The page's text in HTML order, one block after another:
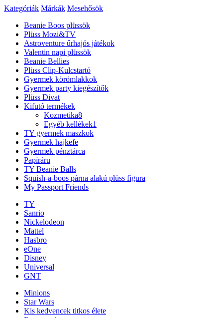
Kategóriák Márkák Mesehősök
Beanie Boos plüssök
Plüss Mozi&TV
Astroventure űrhajós játékok
Valentin napi plüssök
Beanie Bellies
Plüss Clip-Kulcstartó
Gyermek körömlakkok
Gyermek party kiegészítők
Plüss Divat
Kifutó termékek
Kozmetika8
Egyéb kellékek1
TY gyermek maszkok
Gyermek hajkefe
Gyermek pénztárca
Papíráru
TY Beanie Balls
Squish-a-boos párna alakú plüss figura
My Passport Friends
TY
Sanrio
Nickelodeon
Mattel
Hasbro
eOne
Disney
Universal
GNT
Minions
Star Wars
Kis kedvencek titkos élete